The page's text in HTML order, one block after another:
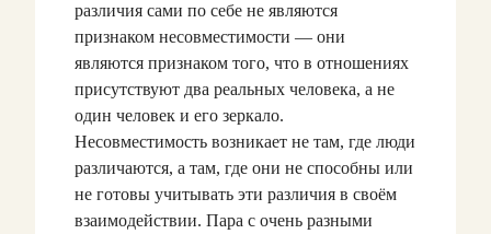
различия сами по себе не являются
признаком несовместимости — они
являются признаком того, что в отношениях
присутствуют два реальных человека, а не
один человек и его зеркало.
Несовместимость возникает не там, где люди
различаются, а там, где они не способны или
не готовы учитывать эти различия в своём
взаимодействии. Пара с очень разными